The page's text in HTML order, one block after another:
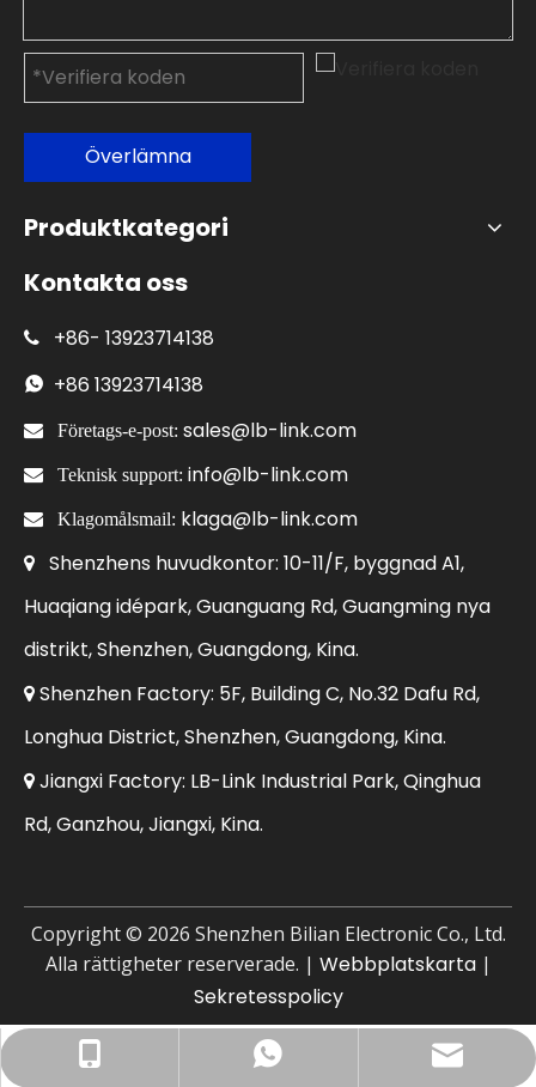
Överlämna
Produktkategori
Kontakta oss
 +86- 13923714138
 +86 13923714138
 Företags-e-post: sales@lb-link.com
 Teknisk support: info@lb-link.com
 Klagomålsmail: klaga@lb-link.com
 Shenzhens huvudkontor: 10-11/F, byggnad A1,
Huaqiang idépark, Guanguang Rd, Guangming nya
distrikt, Shenzhen, Guangdong, Kina.
 Shenzhen Factory: 5F, Building C, No.32 Dafu Rd,
Longhua District, Shenzhen, Guangdong, Kina.
 Jiangxi Factory: LB-Link Industrial Park, Qinghua
Rd, Ganzhou, Jiangxi, Kina.
+86- 13923714138
+86 13923714138
Företags-e-post: sales@lb-link.com
Copyright © 2026 Shenzhen Bilian Electronic Co., Ltd.
Alla rättigheter reserverade. | Webbplatskarta|
Sekretesspolicy